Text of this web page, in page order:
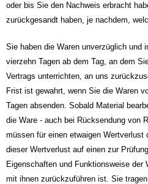
oder bis Sie den Nachweis erbracht
zurückgesandt haben, je nachdem,
Sie haben die Waren unverzüglich und
vierzehn Tagen ab dem Tag, an dem
Vertrags unterrichten, an uns
Frist ist gewahrt, wenn Sie die Waren
Tagen absenden. Sobald Material
die Ware - auch bei Rücksendung
müssen für einen etwaigen Wertverlust
dieser Wertverlust auf einen zur
Eigenschaften und Funktionsweise der
mit ihnen zurückzuführen ist. Sie